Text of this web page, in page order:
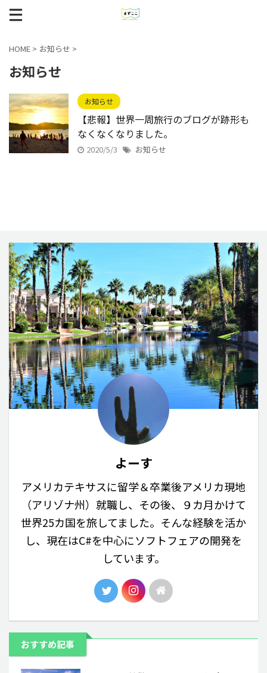
HOME > お知らせ >
お知らせ
お知らせ
【悲報】世界一周旅行のブログが跡形も
なくなくなりました。
2020/5/3 お知らせ
よーす
アメリカテキサスに留学＆卒業後アメリカ現地
（アリゾナ州）就職し、その後、９カ月かけて
世界25カ国を旅してました。そんな経験を活か
し、現在はC#を中心にソフトフェアの開発を
しています。
おすすめ記事